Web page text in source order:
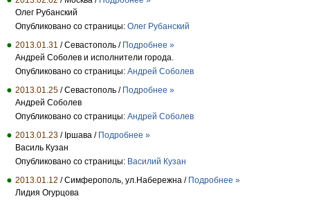
Олег Рубанский
Опубликовано со страницы: Олег Рубанский
2013.01.31 / Севастополь / Подробнее »
Андрей Соболев и исполнители города.
Опубликовано со страницы: Андрей Соболев
2013.01.25 / Севастополь / Подробнее »
Андрей Соболев
Опубликовано со страницы: Андрей Соболев
2013.01.23 / Іршава / Подробнее »
Василь Кузан
Опубликовано со страницы: Василий Кузан
2013.01.12 / Симферополь, ул.Набережна / Подробнее »
Лидия Огурцова